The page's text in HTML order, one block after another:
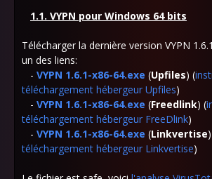
1.1. VYPN pour Windows 64 bits
Télécharger la dernière version VYPN
un des liens:
- VYPN 1.6.1-x86-64.exe (Upfiles) (
téléchargement hébergeur Upfiles)
- VYPN 1.6.1-x86-64.exe (Freedlink) (
téléchargement hébergeur FreeDlink)
- VYPN 1.6.1-x86-64.exe (Linkvertise
téléchargement hébergeur Linkvertise)